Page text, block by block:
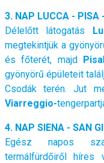
3. NAP LUCCA - PISA
Délelőtt látogatás
megtekintjük a
és főterét, majd Pisa
gyönyörű épületeit
Csodák terén. Jut
Viarreggio-
4. NAP SIENA - SAN
Egész napos
termálfürdőiről híres